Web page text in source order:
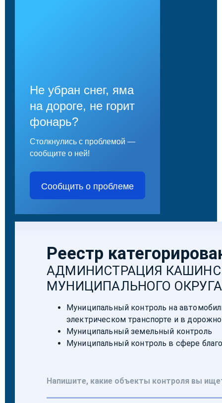
Не убран снег, яма
на дороге, не горит
фонарь?
Столкнулись с проблемой —
сообщите о ней!
Сообщить о проблеме